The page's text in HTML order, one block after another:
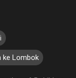
ke Lombok